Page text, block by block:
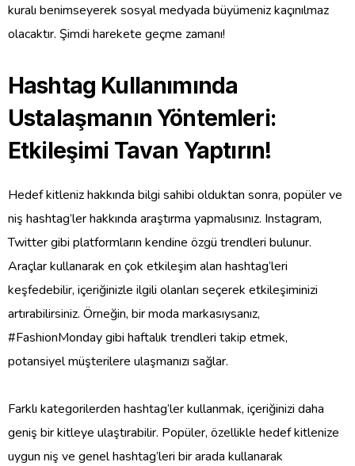
kuralı benimseyerek sosyal medyada büyümeniz kaçınılmaz
olacaktır. Şimdi harekete geçme zamanı!
Hashtag Kullanımında
Ustalaşmanın Yöntemleri:
Etkileşimi Tavan Yaptırın!
Hedef kitleniz hakkında bilgi sahibi olduktan sonra, popüler ve
niş hashtag’ler hakkında araştırma yapmalısınız. Instagram,
Twitter gibi platformların kendine özgü trendleri bulunur.
Araçlar kullanarak en çok etkileşim alan hashtag’leri
keşfedebilir, içeriğinizle ilgili olanları seçerek etkileşiminizi
artırabilirsiniz. Örneğin, bir moda markasıysanız,
#FashionMonday gibi haftalık trendleri takip etmek,
potansiyel müşterilere ulaşmanızı sağlar.
Farklı kategorilerden hashtag’ler kullanmak, içeriğinizi daha
geniş bir kitleye ulaştırabilir. Popüler, özellikle hedef kitlenize
uygun niş ve genel hashtag’leri bir arada kullanarak